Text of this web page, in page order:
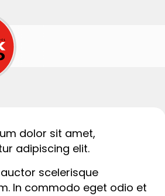
dolor sit amet,
adipiscing elit.
scelerisque
In commodo eget odio et